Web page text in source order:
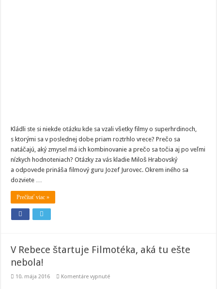
Kládli ste si niekde otázku kde sa vzali všetky filmy o superhrdinoch,
s ktorými sa v poslednej dobe priam roztrhlo vrece? Prečo sa
natáčajú, aký zmysel má ich kombinovanie a prečo sa točia aj po veľmi
nízkych hodnoteniach? Otázky za vás kladie Miloš Hrabovský
a odpovede prináša filmový guru Jozef Jurovec. Okrem iného sa
dozviete …
Prečítať viac »
V Rebece štartuje Filmotéka, aká tu ešte
nebola!
10. mája 2016 Komentáre vypnuténa